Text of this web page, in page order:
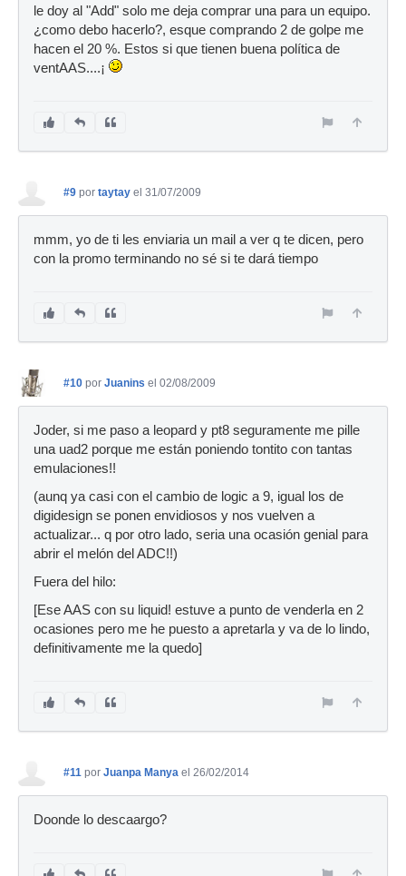
le doy al "Add" solo me deja comprar una para un equipo.
¿como debo hacerlo?, esque comprando 2 de golpe me
hacen el 20 %. Estos si que tienen buena política de
ventAAS....¡
#9 por taytay el 31/07/2009
mmm, yo de ti les enviaria un mail a ver q te dicen, pero
con la promo terminando no sé si te dará tiempo
#10 por Juanins el 02/08/2009
Joder, si me paso a leopard y pt8 seguramente me pille
una uad2 porque me están poniendo tontito con tantas
emulaciones!!
(aunq ya casi con el cambio de logic a 9, igual los de
digidesign se ponen envidiosos y nos vuelven a
actualizar... q por otro lado, seria una ocasión genial para
abrir el melón del ADC!!)
Fuera del hilo:
[Ese AAS con su liquid! estuve a punto de venderla en 2
ocasiones pero me he puesto a apretarla y va de lo lindo,
definitivamente me la quedo]
#11 por Juanpa Manya el 26/02/2014
Doonde lo descaargo?